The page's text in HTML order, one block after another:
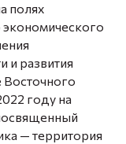
полях
и развития
году на
— территория